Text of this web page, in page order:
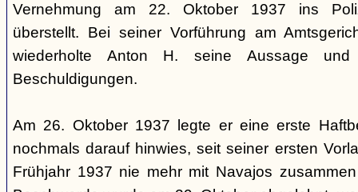
Vernehmung am 22. Oktober 1937 ins
überstellt. Bei seiner Vorführung am
wiederholte Anton H. seine Aussage
Beschuldigungen.
Am 26. Oktober 1937 legte er eine erste
nochmals darauf hinwies, seit seiner ersten
Frühjahr 1937 nie mehr mit Navajos